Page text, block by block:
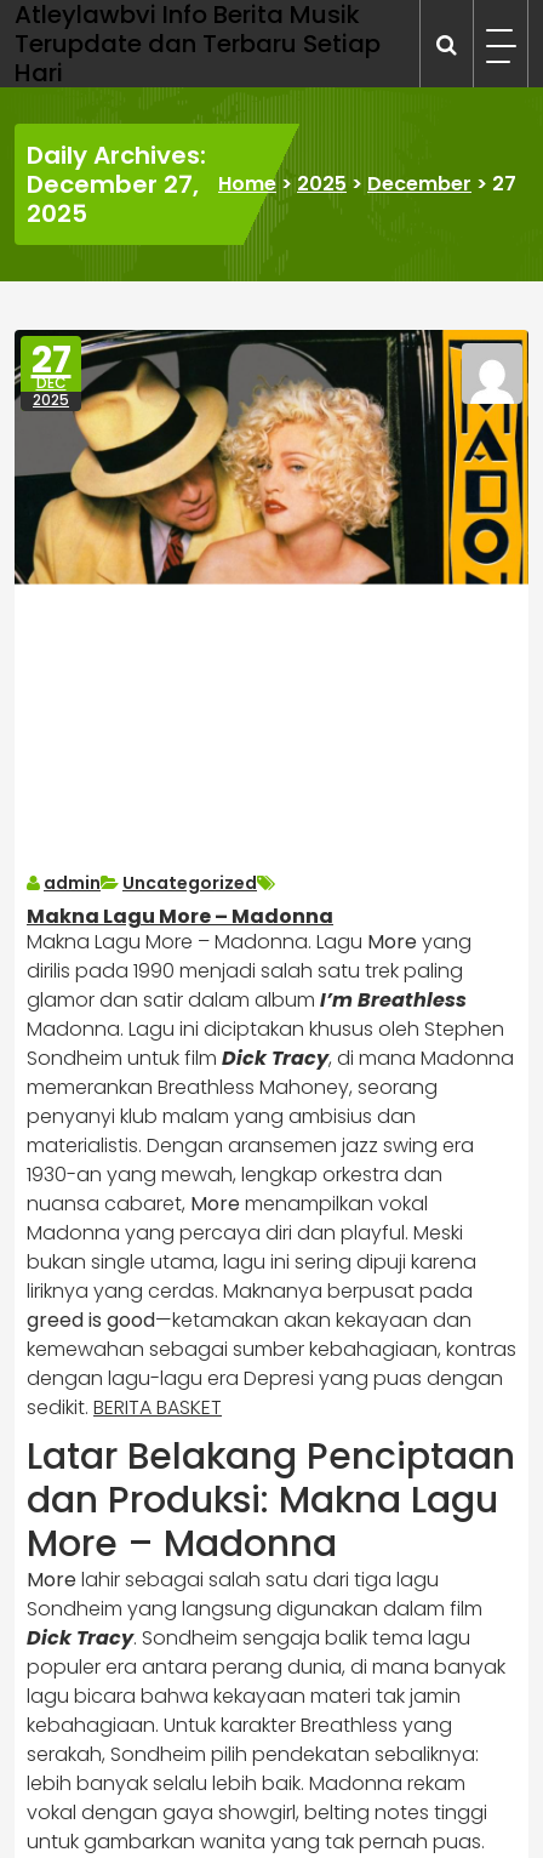
Skip
to
content
Atleylawbvi Info Berita Musik
Terupdate dan Terbaru Setiap
Hari
Daily Archives:
December 27,
2025
Home >2025 > December > 27
27
DEC
2025
admin Uncategorized
Makna Lagu More – Madonna
Makna Lagu More – Madonna. Lagu Moreyang
dirilis pada 1990 menjadi salah satu trek paling
glamor dan satir dalam album I’m Breathless
Madonna. Lagu ini diciptakan khusus oleh Stephen
Sondheim untuk film Dick Tracy, di mana Madonna
memerankan Breathless Mahoney, seorang
penyanyi klub malam yang ambisius dan
materialistis. Dengan aransemen jazz swing era
1930-an yang mewah, lengkap orkestra dan
nuansa cabaret, Moremenampilkan vokal
Madonna yang percaya diri dan playful. Meski
bukan single utama, lagu ini sering dipuji karena
liriknya yang cerdas. Maknanya berpusat pada
greed is good—ketamakan akan kekayaan dan
kemewahan sebagai sumber kebahagiaan, kontras
dengan lagu-lagu era Depresi yang puas dengan
sedikit. BERITA BASKET
Latar Belakang Penciptaan
dan Produksi: Makna Lagu
More – Madonna
Morelahir sebagai salah satu dari tiga lagu
Sondheim yang langsung digunakan dalam film
Dick Tracy. Sondheim sengaja balik tema lagu
populer era antara perang dunia, di mana banyak
lagu bicara bahwa kekayaan materi tak jamin
kebahagiaan. Untuk karakter Breathless yang
serakah, Sondheim pilih pendekatan sebaliknya:
lebih banyak selalu lebih baik. Madonna rekam
vokal dengan gaya showgirl, belting notes tinggi
untuk gambarkan wanita yang tak pernah puas.